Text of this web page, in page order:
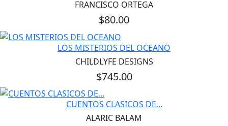
FRANCISCO ORTEGA
$80.00
LOS MISTERIOS DEL OCEANO
CHILDLYFE DESIGNS
$745.00
CUENTOS CLASICOS DE...
ALARIC BALAM